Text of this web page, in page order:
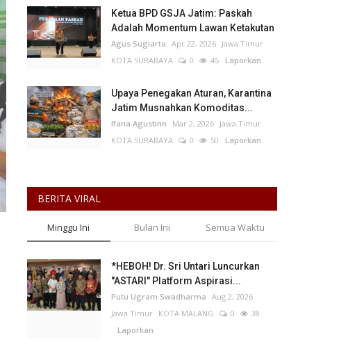
Ketua BPD GSJA Jatim: Paskah
Adalah Momentum Lawan Ketakutan
Agus Sugiarta Apr 22, 2026 Jawa Timur
KOTA SURABAYA
0 45 Laporkan
Upaya Penegakan Aturan, Karantina
Jatim Musnahkan Komoditas...
Ifana Agustinn Mar 2, 2026 Jawa Timur
KOTA SURABAYA
0 50 Laporkan
BERITA VIRAL
Minggu Ini Bulan Ini Semua Waktu
*HEBOH! Dr. Sri Untari Luncurkan
"ASTARI" Platform Aspirasi...
Putu Ugram Swadharma Aug 2, 2026
Jawa Timur KOTA MALANG 0
38
Laporkan